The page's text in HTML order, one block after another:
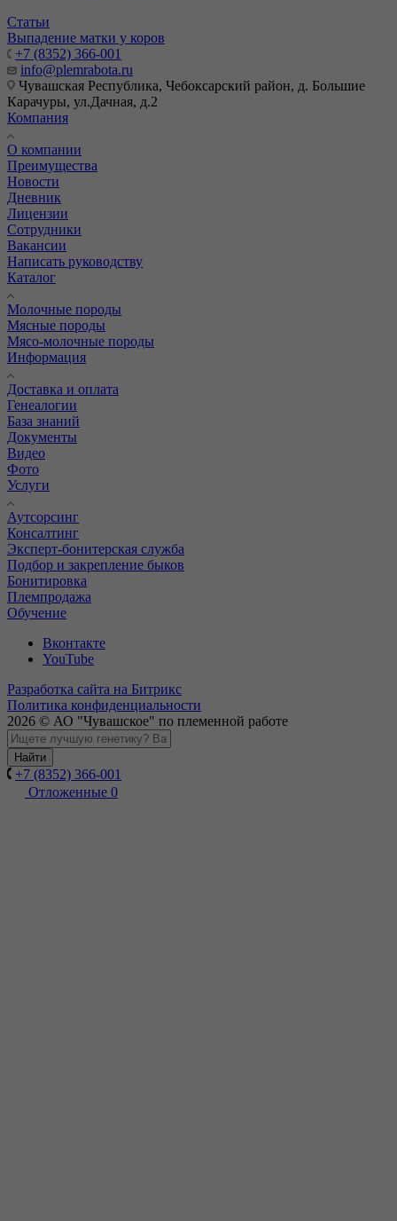
Статьи
Выпадение матки у коров
+7 (8352) 366-001
info@plemrabota.ru
Чувашская Республика, Чебоксарский район, д. Большие
Карачуры, ул.Дачная, д.2
Компания
О компании
Преимущества
Новости
Дневник
Лицензии
Сотрудники
Вакансии
Написать руководству
Каталог
Молочные породы
Мясные породы
Мясо-молочные породы
Информация
Доставка и оплата
Генеалогии
База знаний
Документы
Видео
Фото
Услуги
Аутсорсинг
Консалтинг
Эксперт-бонитерская служба
Подбор и закрепление быков
Бонитировка
Племпродажа
Обучение
Вконтакте
YouTube
Разработка сайта на Битрикс
Политика конфиденциальности
2026 © АО "Чувашское" по племенной работе
Найти
+7 (8352) 366-001
Отложенные 0